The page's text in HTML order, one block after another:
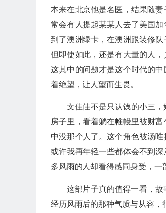
本来在北京他是名医，结果随
常会有人提起某某人去了美国
到了澳洲绿卡，在澳洲跟装修
但即使如此，还是有大量的人
这其中的问题才是这个时代的
着绝望，让人望而生畏。
文佳佳不是只认钱的小三
房子里，看着躺在帷幔里被财
中没那个人了。这个角色被汤
或许我再年轻一些都体会不到
多风雨的人却看得感同身受，一
这部片子真的值得一看，
经历风雨后的那种气质与从容，